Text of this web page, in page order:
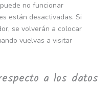
no funcionar
están desactivadas. Si
se volverán a colocar
vuelvas a visitar
a los datos